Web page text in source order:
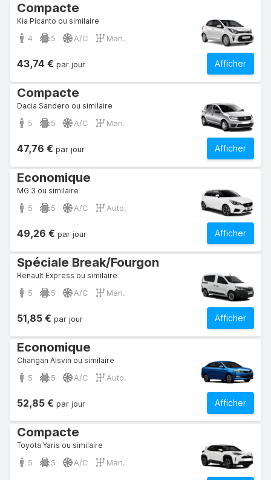
Compacte
Kia Picanto ou similaire
4 5 A/C Man.
Afficher
43,74 € par jour
Compacte
Dacia Sandero ou similaire
5 5 A/C Man.
Afficher
47,76 € par jour
Economique
MG 3 ou similaire
5 5 A/C Auto.
Afficher
49,26 € par jour
Spéciale Break/Fourgon
Renault Express ou similaire
5 5 A/C Man.
Afficher
51,85 € par jour
Economique
Changan Alsvin ou similaire
5 5 A/C Auto.
Afficher
52,85 € par jour
Compacte
Toyota Yaris ou similaire
5 5 A/C Man.